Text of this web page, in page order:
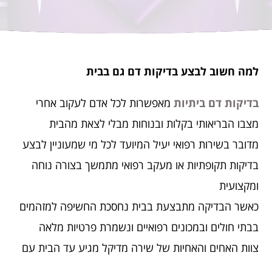
למה חשוב לבצע בדיקות דם גם בבית
בדיקות דם ביתיות מאפשרות לכל אדם לעקוב אחרי
מצבו הבריאותי בקלות ובנוחות מבלי לצאת מהבית
מדובר בשירות רפואי יעיל המיועד לכל מי שמעוניין לבצע
בדיקות תקופתיות או מעקב רפואי מתמשך בצורה נוחה
ומקצועית
כאשר הבדיקה מתבצעת בבית נחסכת החשיפה למזהמים
בבתי חולים ובמכונים רפואיים ונשמרת פרטיות מלאה
צוות האחים והאחיות של שירה מדיקל מגיע עד הבית עם